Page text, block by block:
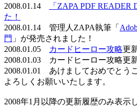
2008.01.14
「ZAPA PDF READER
た！
2008.01.14 管理人ZAPA執筆「
門 」が発売されました！
2008.01.05
カードヒーロー攻略更
2008.01.03 カードヒーロー攻略更
2008.01.01 あけましておめでとう
よろしくお願いいたします。
2008年1月以降の更新履歴のみ表示